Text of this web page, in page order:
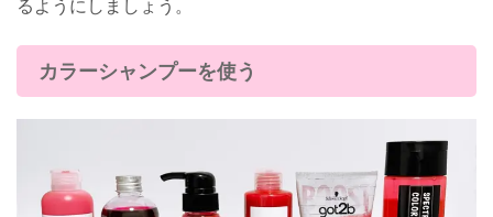
るようにしましょう。
カラーシャンプーを使う